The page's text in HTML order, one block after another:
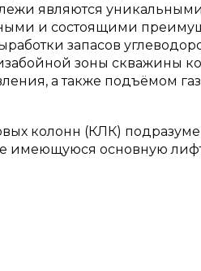
являются
и состоящими
запасов
зоны скважины
а также подъёмом
колонн (КЛК)
имеющуюся основную